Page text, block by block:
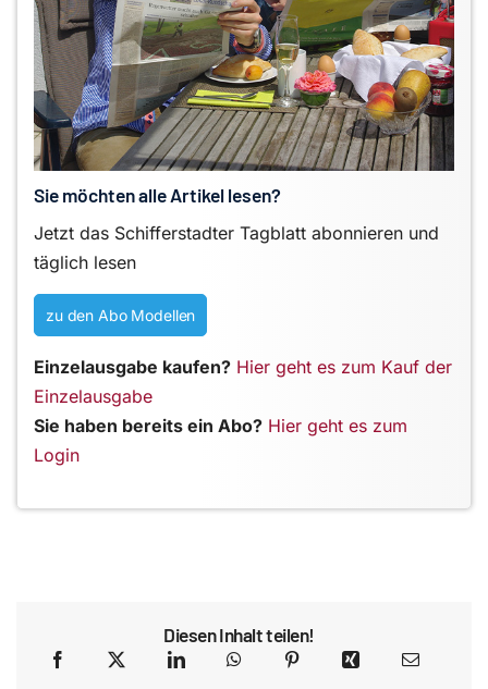
Sie möchten alle Artikel lesen?
Jetzt das Schifferstadter Tagblatt abonnieren und
täglich lesen
zu den Abo Modellen
Einzelausgabe kaufen? Hier geht es zum Kauf der
Einzelausgabe
Sie haben bereits ein Abo? Hier geht es zum
Login
Diesen Inhalt teilen!